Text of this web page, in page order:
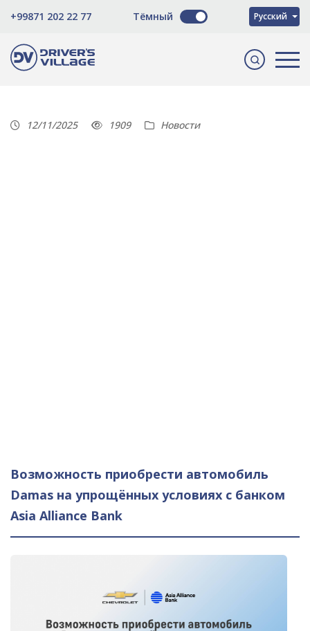
+99871 202 22 77 Тёмный Русский
O'zbekcha
12/11/2025 1909 Новости
Возможность приобрести автомобиль
Damas на упрощённых условиях с банком
Asia Alliance Bank